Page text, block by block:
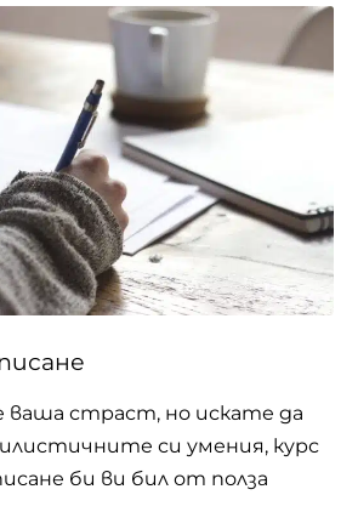
ваша страст, но искате да
си умения, курс
би ви бил от полза